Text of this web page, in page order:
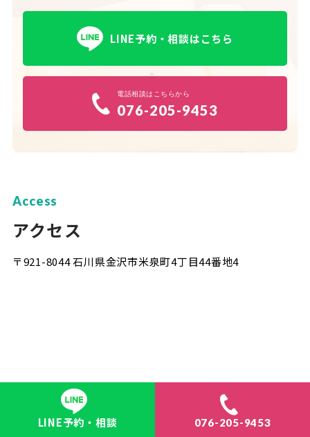
LINE予約・相談はこちら
電話相談はこちらから
076-205-9453
Access
アクセス
〒921-8044 石川県金沢市米泉町4丁目44番地4
LINE予約・相談 076-205-9453